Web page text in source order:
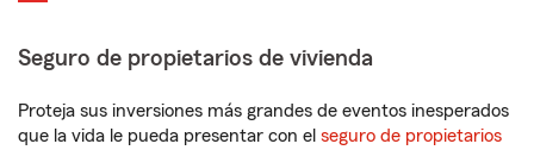
Seguro de propietarios de vivienda
Proteja sus inversiones más grandes de eventos inesperados
que la vida le pueda presentar con el seguro de propietarios